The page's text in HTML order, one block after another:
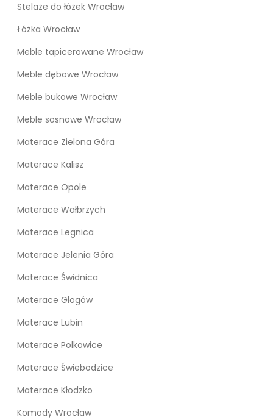
Stelaże do łóżek Wrocław
Łóżka Wrocław
Meble tapicerowane Wrocław
Meble dębowe Wrocław
Meble bukowe Wrocław
Meble sosnowe Wrocław
Materace Zielona Góra
Materace Kalisz
Materace Opole
Materace Wałbrzych
Materace Legnica
Materace Jelenia Góra
Materace Świdnica
Materace Głogów
Materace Lubin
Materace Polkowice
Materace Świebodzice
Materace Kłodzko
Komody Wrocław